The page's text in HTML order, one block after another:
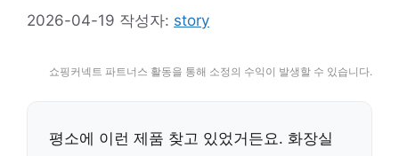
2026-04-19 작성자: story
쇼핑커넥트 파트너스 활동을 통해 소정의 수익이 발생할 수 있습니다.
평소에 이런 제품 찾고 있었거든요. 화장실